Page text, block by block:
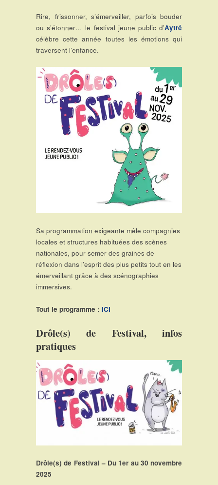
Rire, frissonner, s’émerveiller, parfois bouder
ou s’étonner… le festival jeune public d’Aytré
célèbre cette année toutes les émotions qui
traversent l’enfance.
Sa programmation exigeante mêle compagnies
locales et structures habituées des scènes
nationales, pour semer des graines de
réflexion dans l’esprit des plus petits tout en les
émerveillant grâce à des scénographies
immersives.
Tout le programme : ICI
Drôle(s) de Festival, infos
pratiques
Drôle(s) de Festival – Du 1er au 30 novembre
2025